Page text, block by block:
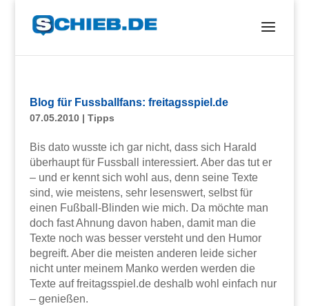
Blog für Fussballfans: freitagsspiel.de
07.05.2010| Tipps
Bis dato wusste ich gar nicht, dass sich Harald
überhaupt für Fussball interessiert. Aber das tut er
– und er kennt sich wohl aus, denn seine Texte
sind, wie meistens, sehr lesenswert, selbst für
einen Fußball-Blinden wie mich. Da möchte man
doch fast Ahnung davon haben, damit man die
Texte noch was besser versteht und den Humor
begreift. Aber die meisten anderen leide sicher
nicht unter meinem Manko werden werden die
Texte auf freitagsspiel.de deshalb wohl einfach nur
– genießen.